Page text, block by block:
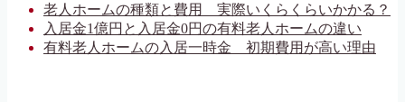
老人ホームの種類と費用 実際いくらくらいかかる？
入居金1億円と入居金0円の有料老人ホームの違い
有料老人ホームの入居一時金 初期費用が高い理由